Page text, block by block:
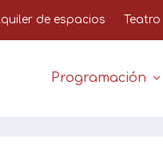
de espacios Teatro
Programación